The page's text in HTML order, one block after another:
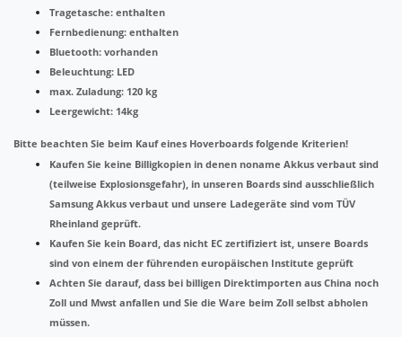
Tragetasche: enthalten
Fernbedienung: enthalten
Bluetooth: vorhanden
Beleuchtung: LED
max. Zuladung: 120 kg
Leergewicht: 14kg
Bitte beachten Sie beim Kauf eines Hoverboards folgende Kriterien!
Kaufen Sie keine Billigkopien in denen noname Akkus verbaut sind
(teilweise Explosionsgefahr), in unseren Boards sind ausschließlich
Samsung Akkus verbaut und unsere Ladegeräte sind vom TÜV
Rheinland geprüft.
Kaufen Sie kein Board, das nicht EC zertifiziert ist, unsere Boards
sind von einem der führenden europäischen Institute geprüft
Achten Sie darauf, dass bei billigen Direktimporten aus China noch
Zoll und Mwst anfallen und Sie die Ware beim Zoll selbst abholen
müssen.